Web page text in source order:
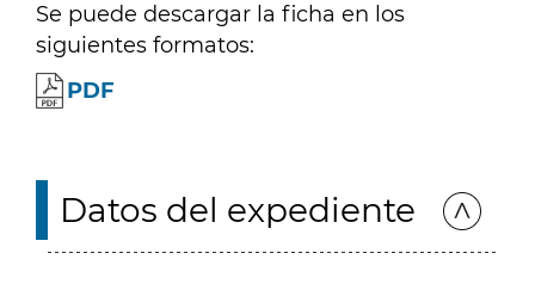
Se puede descargar la ficha en los
siguientes formatos:
PDF
Datos del expediente